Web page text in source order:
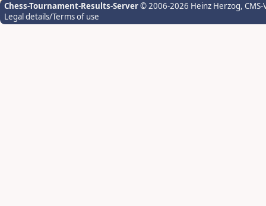
Chess-Tournament-Results-Server© 2006-2026 Heinz Herzog,
Legal details/Terms of use